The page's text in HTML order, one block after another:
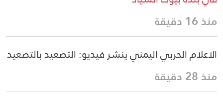
منذ 16 دقيقة
الاعلام الحربي اليمني ينشر فيديو: التصعيد بالتصعيد
منذ 28 دقيقة